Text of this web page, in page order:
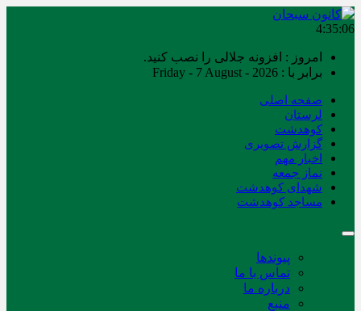
4:35:06
امروز : افزونه جلالی را نصب کنید.
برابر با : Friday - 7 August - 2026
صفحه اصلی
لرستان
کوهدشت
گزارش تصویری
اخبار مهم
نماز جمعه
شهدای کوهدشت
مساجد کوهدشت
پیوندها
تماس با ما
درباره ما
منبع